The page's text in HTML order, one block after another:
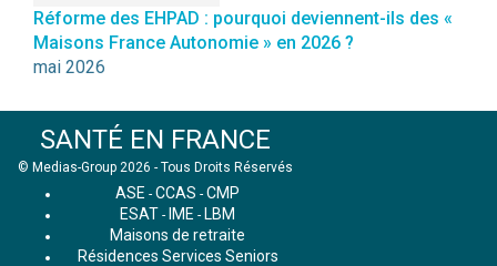
Réforme des EHPAD : pourquoi deviennent-ils des «
Maisons France Autonomie » en 2026 ?
mai 2026
SANTÉ EN FRANCE
© Medias-Group 2026 - Tous Droits Réservés
ASE - CCAS - CMP
ESAT - IME - LBM
Maisons de retraite
Résidences Services Seniors